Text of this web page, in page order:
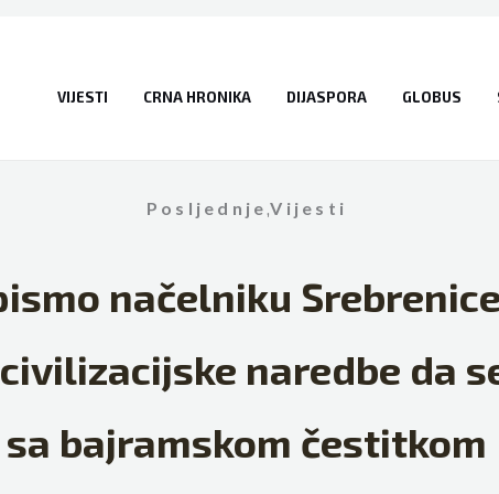
VIJESTI CRNA HRONIKA DIJASPORA GLOBUS
Posljednje,Vijesti
načelniku
naredbe da
sa bajramskom čestitkom